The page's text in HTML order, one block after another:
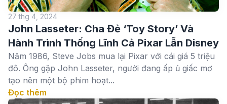
27 thg 4, 2024
John Lasseter: Cha Đẻ ‘Toy Story’ Và
Hành Trình Thống Lĩnh Cả Pixar Lẫn Disney
Năm 1986, Steve Jobs mua lại Pixar với cái giá 5 triệu
đô. Ông gặp John Lasseter, người đang ấp ủ giấc mơ
tạo nên một bộ phim hoạt...
Đọc thêm